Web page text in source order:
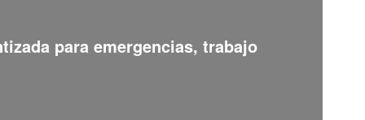
para emergencias, trabajo